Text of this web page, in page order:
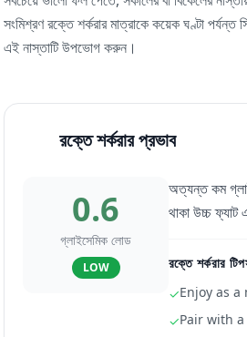
সংমিশ্রণ রক্তে শর্করার মাত্রাকে কয়েক ঘণ্টা পর্যন্ত
এই নাস্তাটি উপভোগ করুন।
রক্তে শর্করার প্রভাব
0.6
গ্লাইসেমিক লোড
LOW
অত্যন্ত কম
থাকা উচ্চ ফ্যাট
রক্তে শর্করার
✓Enjoy as
✓Pair with